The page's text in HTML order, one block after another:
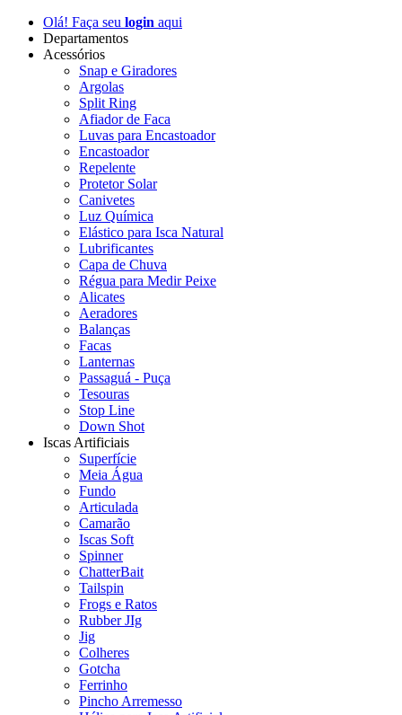
Olá! Faça seu login aqui
Departamentos
Acessórios
Snap e Giradores
Argolas
Split Ring
Afiador de Faca
Luvas para Encastoador
Encastoador
Repelente
Protetor Solar
Canivetes
Luz Química
Elástico para Isca Natural
Lubrificantes
Capa de Chuva
Régua para Medir Peixe
Alicates
Aeradores
Balanças
Facas
Lanternas
Passaguá - Puça
Tesouras
Stop Line
Down Shot
Iscas Artificiais
Superfície
Meia Água
Fundo
Articulada
Camarão
Iscas Soft
Spinner
ChatterBait
Tailspin
Frogs e Ratos
Rubber JIg
Jig
Colheres
Gotcha
Ferrinho
Pincho Arremesso